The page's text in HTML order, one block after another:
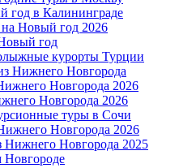
год в Калининграде
Новый год 2026
год
курорты Турции
Нижнего Новгорода
Новгорода 2026
Новгорода 2026
туры в Сочи
Новгорода 2026
Нижнего Новгорода 2025